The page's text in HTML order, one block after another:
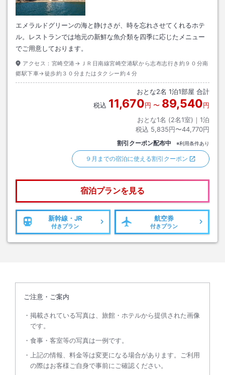
エメラルドグリーンの海と静けさが、時を忘れさせてくれるホテ
ル。レストランでは地元の新鮮な魚介類を四季に応じたメニュー
でご用意しております。
アクセス： 宮崎空港→ＪＲ日南線宮崎空港駅から志布志行き約９０分南
郷駅下車→徒歩約３０分またはタクシー約４分
おとな2名 1泊1部屋 合計
税込 11,670円 〜 89,540円
おとな1名 (2名1室)｜ 1泊
税込 5,835円〜44,770円
割引クーポン配布中 ※利用条件あり
９月までの宿泊に使える割引クーポン
宿泊プランを見る
新幹線・JR
付きプラン
航空券
付きプラン
ご注意・ご案内
掲載されている写真は、旅館・ホテルから提供された画像
です。
食事・客室等の写真は一例です。
上記の情報、料金等は変更になる場合があります。ご利用
の際はお客様ご自身で事前にご確認ください。